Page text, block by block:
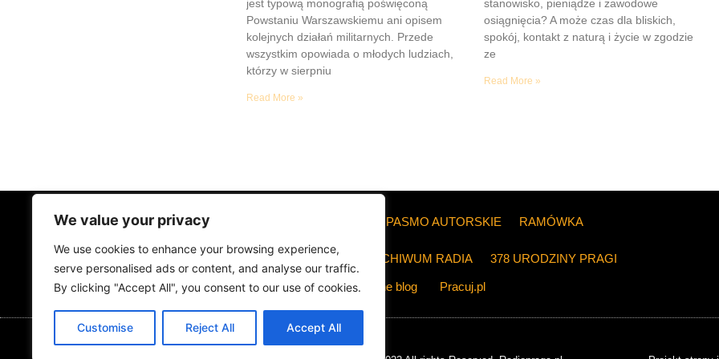
We value your privacy
We use cookies to enhance your browsing experience,
serve personalised ads or content, and analyse our traffic.
By clicking "Accept All", you consent to our use of cookies.
Customise Reject All Accept All
jest typową monografią poświęconą
Powstaniu Warszawskiemu ani opisem
kolejnych działań militarnych. Przede
wszystkim opowiada o młodych ludziach,
którzy w sierpniu
Read More »
stanowisko, pieniądze i zawodowe
osiągnięcia? A może czas dla bliskich,
spokój, kontakt z naturą i życie w zgodzie
ze
Read More »
STRONA GŁÓWNA PASMO AUTORSKIE RAMÓWKA
MUZYKA I KONCERTY KONTAKT ARCHIWUM RADIA 378 URODZINY PRAGI
The blog Pracuj.pl